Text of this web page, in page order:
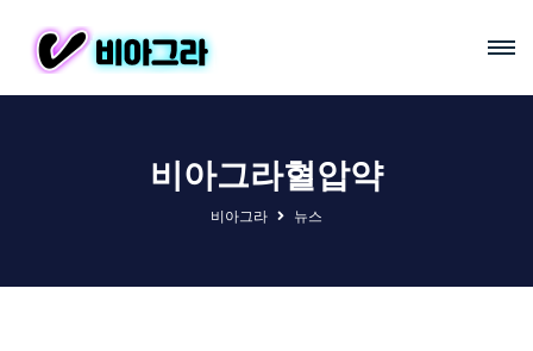
비아그라혈압약
비아그라 뉴스